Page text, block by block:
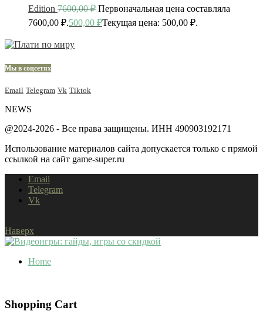
Edition 7600,00₽ Первоначальная цена составляла
7600,00 ₽.500,00 ₽Текущая цена: 500,00 ₽.
Мы в соцсетях
Email Telegram Vk Tiktok
NEWS
@2024-2026 - Все права защищены. ИНН 490903192171
Использование материалов сайта допускается только с прямой
ссылкой на сайт game-super.ru
Email
Telegram
Vk
Наверх
Home
Shopping Cart